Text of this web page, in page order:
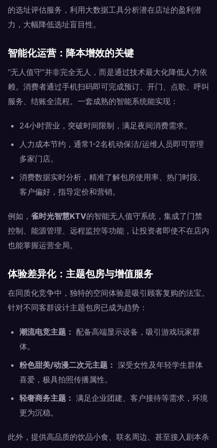
的选址评估服务，利用大数据工具分析潜在店址的盈利潜
力，大幅降低选址盲目性。
智能化运营：降本增效的关键
“无人值守”并非完全无人，而是通过技术最大化降低人力依
赖。消费者通过手机扫码即可完成预订、开门、点歌、呼叫
服务、结账全流程。一套成熟的智能系统能实现：
24小时营业，突破时间限制，满足夜间消费需求。
人力成本节约，通常1-2名机动保洁/运维人员即可管理
多家门店。
消费数据实时分析，精准了解包房使用率、热门时段、
客户偏好，指导定价和营销。
例如， 雀时光智慧KTV的智能无人值守系统，集成了门禁
控制、能源管理、远程监控等功能，让投资者即使不在店内
也能掌握运营全局。
体验差异化：主题包房与增值服务
在同质化竞争中，独特的空间体验是吸引顾客复购的法宝。
针对不同客群设计主题包房已成为趋势：
潮流电竞主题： 配备高端显示设备，吸引游戏玩家群
体。
粉色甜美/动漫二次元主题： 深受女性及年轻学生群体
喜爱，极具拍照传播属性。
轻奢商务主题： 满足企业团建、客户接待等需求，环境
更为沉稳。
此外，提供高品质的饮品小食、联名周边、甚至接入剧本杀